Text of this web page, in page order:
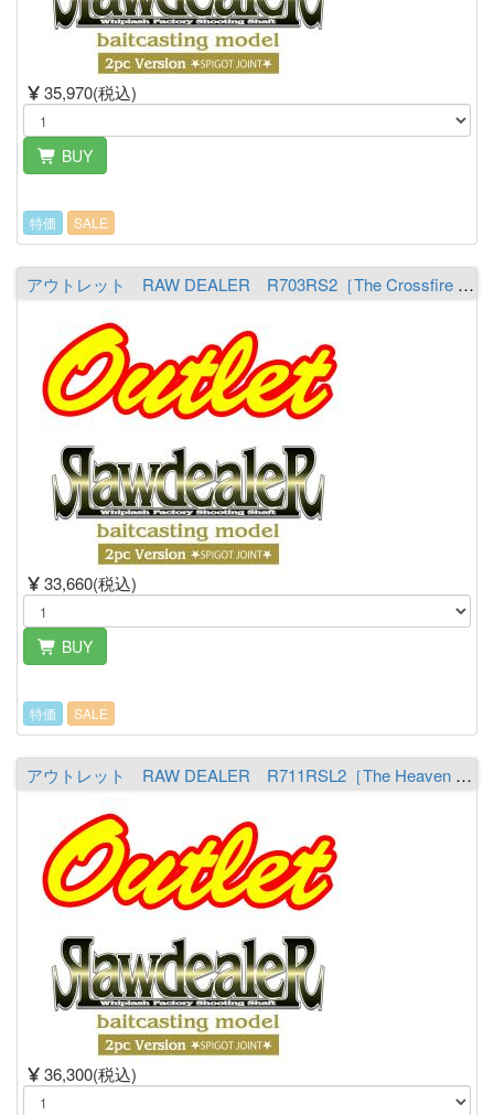
35,970(税込)
BUY
特価 SALE
アウトレット RAW DEALER R703RS2［The Crossfire BSV］ ※必ず商品詳細をご覧の上ご注文下さい。（送料￥1,700 ※沖縄除く）
33,660(税込)
BUY
特価 SALE
アウトレット RAW DEALER R711RSL2［The Heaven Raiser］ ※必ず商品詳細をご覧の上ご注文下さい。（送料￥2,000 ※沖縄除く）
36,300(税込)